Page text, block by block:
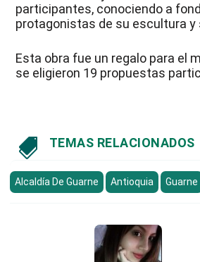
participantes, conociendo a
protagonistas de su escultura y
Esta obra fue un regalo para el
se eligieron 19 propuestas
 TEMAS RELACIONADOS
Alcaldía De Guarne Antioquia Guarne